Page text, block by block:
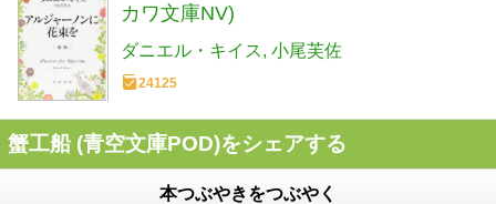
カワ文庫NV)
ダニエル・キイス 小尾芙佐
24125
蟹工船 (青空文庫POD)をシェアする
本つぶやきをつぶやく